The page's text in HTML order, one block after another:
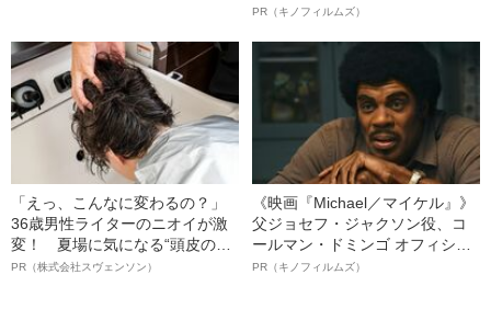
ボ》
PR（キノフィルムズ）
「えっ、こんなに変わるの？」
36歳男性ライターのニオイが激
変！ 夏場に気になる“頭皮のニ
オイ”や“ベタつき”を解消す
PR（株式会社スヴェンソン）
《映画『Michael／マイケル』》
父ジョセフ・ジャクソン役、コ
ールマン・ドミンゴ オフィシャ
ルインタビュー“観客を魅了した
PR（キノフィルムズ）